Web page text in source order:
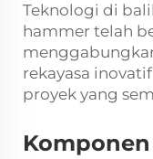
Teknologi di
hammer telah
rekayasa
proyek yang